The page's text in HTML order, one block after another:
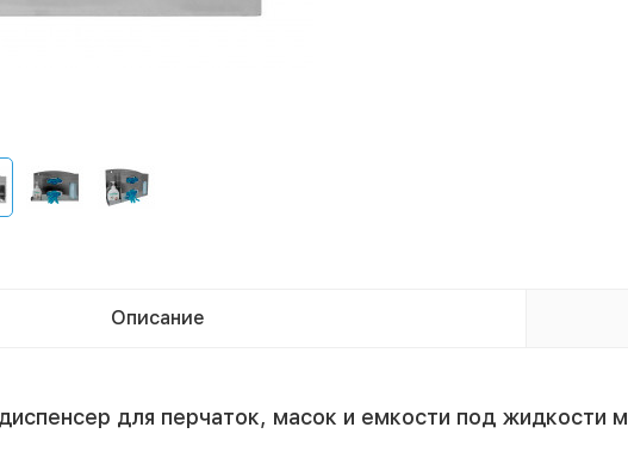
Описание
для перчаток, масок и емкости под жидкости